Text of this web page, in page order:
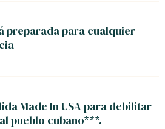
preparada para cualquier
Made In USA para debilitar
pueblo cubano***.